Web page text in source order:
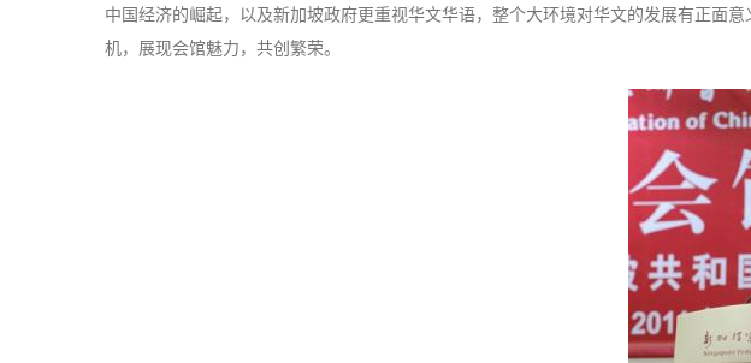
中国经济的崛起，以及新加坡政府更重视华文华语，整个大环境对华文的发展有正面
机，展现会馆魅力，共创繁荣。